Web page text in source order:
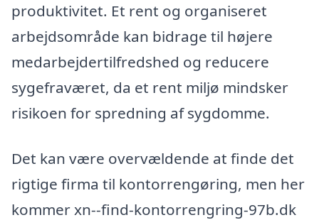
produktivitet. Et rent og organiseret
arbejdsområde kan bidrage til højere
medarbejdertilfredshed og reducere
sygefraværet, da et rent miljø mindsker
risikoen for spredning af sygdomme.
Det kan være overvældende at finde det
rigtige firma til kontorrengøring, men her
kommer xn--find-kontorrengring-97b.dk